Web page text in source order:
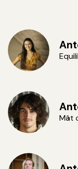
Mât